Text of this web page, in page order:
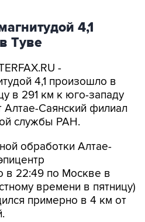
4,1
Туве
-
4,1 произошло в
в 291 км к юго-западу
Саянский филиал
службы РАН.
обработки Алтае-
в 22:49 по Москве в
времени в пятницу)
примерно в 4 км от